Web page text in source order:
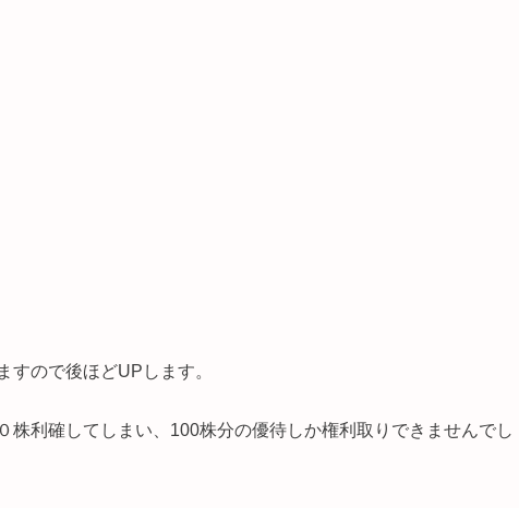
すので後ほどUPします。
株利確してしまい、100株分の優待しか権利取りできませんでし